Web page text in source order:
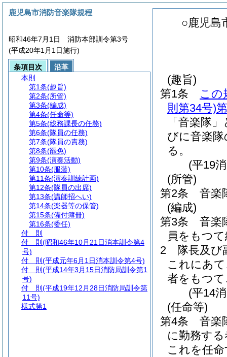
○鹿児島
(趣旨)
第1条
この
則第34号)
「音楽隊
びに音楽
る。
(平19
(所管)
第2条
音楽
(編成)
第3条
音楽
員をもつ
2
隊長及び
これにあ
者をもつ
(平14
(任命等)
第4条
音楽
に勤務す
これを任
鹿児島市消防音楽隊規程
昭和46年7月1日 消防本部訓令第3号
(平成20年1月1日施行)
条項目次
沿革
本則
第1条(趣旨)
第2条(所管)
第3条(編成)
第4条(任命等)
第5条(総務課長の任務)
第6条(隊員の任務)
第7条(隊員の責務)
第8条(罷免)
第9条(演奏活動)
第10条(服装)
第11条(演奏訓練計画)
第12条(隊員の出席)
第13条(講師招へい)
第14条(楽器等の保管)
第15条(備付簿冊)
第16条(委任)
付 則
付 則 (昭和46年10月21日消本訓令第4
号)
付 則 (平成元年6月1日消本訓令第4号)
付 則 (平成14年3月15日消防局訓令第1
号)
付 則 (平成19年12月28日消防局訓令第
11号)
様式第1